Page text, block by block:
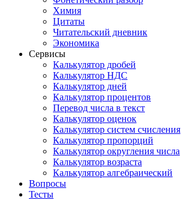
Химия
Цитаты
Читательский дневник
Экономика
Сервисы
Калькулятор дробей
Калькулятор НДС
Калькулятор дней
Калькулятор процентов
Перевод числа в текст
Калькулятор оценок
Калькулятор систем счисления
Калькулятор пропорций
Калькулятор округления числа
Калькулятор возраста
Калькулятор алгебраический
Вопросы
Тесты